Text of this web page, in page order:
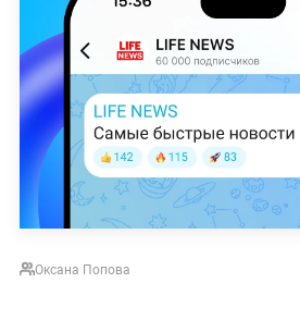
Оксана Попова